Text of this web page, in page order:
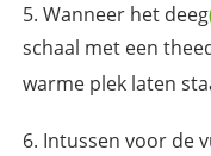
Wanneer het deeg
schaal met een
warme plek laten
Intussen voor de